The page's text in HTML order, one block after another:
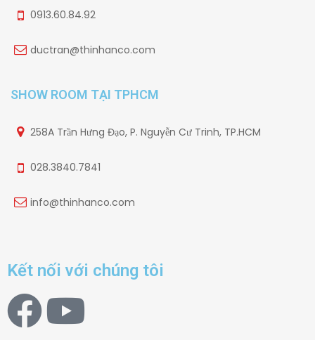
0913.60.84.92
ductran@thinhanco.com
SHOW ROOM TẠI TPHCM
258A Trần Hưng Đạo, P. Nguyễn Cư Trinh, TP.HCM
028.3840.7841
info@thinhanco.com
Kết nối với chúng tôi